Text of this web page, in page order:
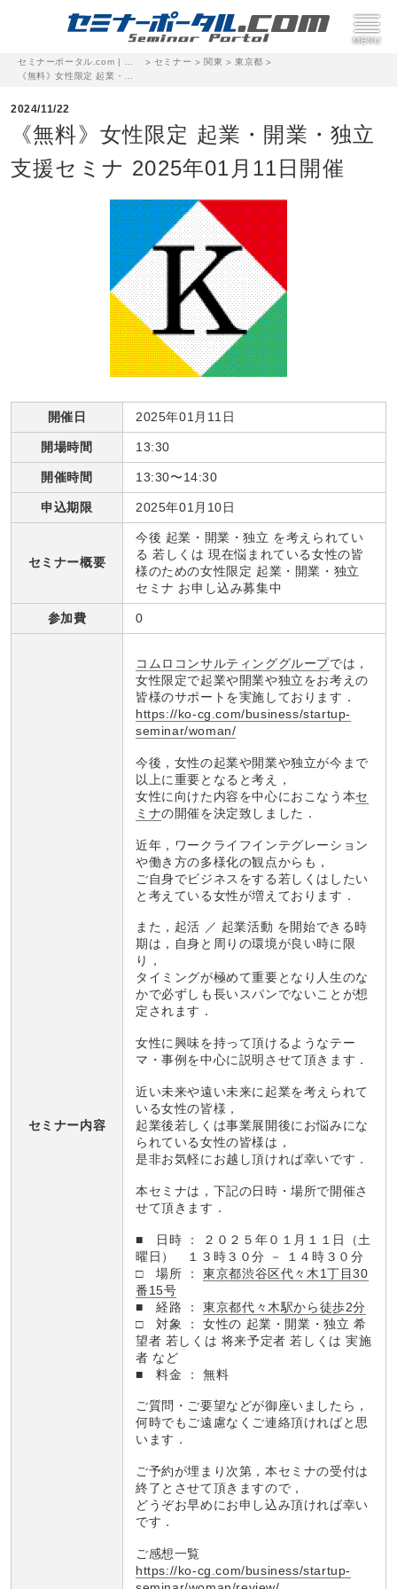
> セミナー > 関東 >東京都 >
2024/11/22
《無料》女性限定 起業・開業・独立
支援セミナ 2025年01月11日開催
開催日 2025年01月11日
開場時間 13:30
開催時間 13:30〜14:30
申込期限 2025年01月10日
セミナー概要
今後 起業・開業・独立 を考えられてい
る 若しくは 現在悩まれている女性の皆
様のための女性限定 起業・開業・独立
セミナ お申し込み募集中
参加費 0
セミナー内容
コムロコンサルティンググループでは，
女性限定で起業や開業や独立をお考えの
皆様のサポートを実施しております．
https://ko-cg.com/business/startup-
seminar/woman/
今後，女性の起業や開業や独立が今まで
以上に重要となると考え，
女性に向けた内容を中心におこなう本セ
ミナの開催を決定致しました．
近年，ワークライフインテグレーション
や働き方の多様化の観点からも，
ご自身でビジネスをする若しくはしたい
と考えている女性が増えております．
また，起活 ／ 起業活動 を開始できる時
期は，自身と周りの環境が良い時に限
り，
タイミングが極めて重要となり人生のな
かで必ずしも長いスパンでないことが想
定されます．
女性に興味を持って頂けるようなテー
マ・事例を中心に説明させて頂きます．
近い未来や遠い未来に起業を考えられて
いる女性の皆様，
起業後若しくは事業展開後にお悩みにな
られている女性の皆様は，
是非お気軽にお越し頂ければ幸いです．
本セミナは，下記の日時・場所で開催さ
せて頂きます．
■ 日時 ： ２０２５年０１月１１日（土
曜日） １３時３０分 － １４時３０分
□ 場所 ：東京都渋谷区代々木1丁目30
番15号
■ 経路 ：東京都代々木駅から徒歩2分
□ 対象 ： 女性の 起業・開業・独立 希
望者 若しくは 将来予定者 若しくは 実施
者 など
■ 料金 ： 無料
ご質問・ご要望などが御座いましたら，
何時でもご遠慮なくご連絡頂ければと思
います．
ご予約が埋まり次第，本セミナの受付は
終了とさせて頂きますので，
どうぞお早めにお申し込み頂ければ幸い
です．
ご感想一覧
https://ko-cg.com/business/startup-